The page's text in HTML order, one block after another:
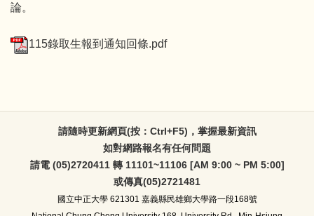
論。
115錄取生報到通知回條.pdf
請隨時更新網頁(按：Ctrl+F5)，掌握最新資訊
如對網路報名有任何問題
請電 (05)2720411 轉 11101~11106 [AM 9:00 ~ PM 5:00]
或傳真(05)2721481
國立中正大學621301 嘉義縣民雄鄉大學路一段168號